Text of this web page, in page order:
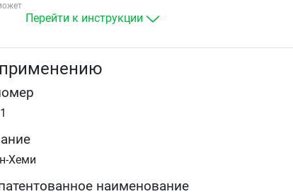
рак щитовидной железы (после оперативного
комбинированной или монотерапии)
Перейти к инструкции
Хеми
наименование